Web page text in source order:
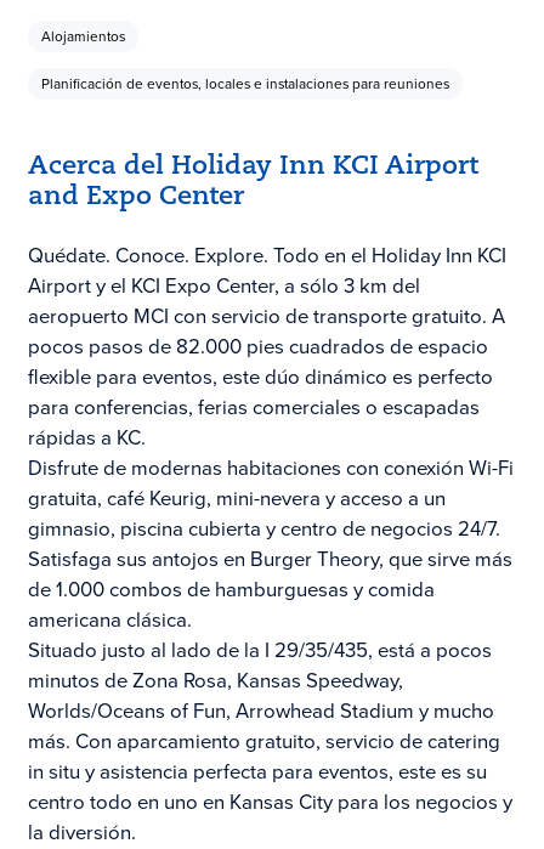
Alojamientos
Planificación de eventos, locales e instalaciones para reuniones
Acerca del Holiday Inn KCI Airport
and Expo Center
Quédate. Conoce. Explore. Todo en el Holiday Inn KCI
Airport y el KCI Expo Center, a sólo 3 km del
aeropuerto MCI con servicio de transporte gratuito. A
pocos pasos de 82.000 pies cuadrados de espacio
flexible para eventos, este dúo dinámico es perfecto
para conferencias, ferias comerciales o escapadas
rápidas a KC.
Disfrute de modernas habitaciones con conexión Wi-Fi
gratuita, café Keurig, mini-nevera y acceso a un
gimnasio, piscina cubierta y centro de negocios 24/7.
Satisfaga sus antojos en Burger Theory, que sirve más
de 1.000 combos de hamburguesas y comida
americana clásica.
Situado justo al lado de la I 29/35/435, está a pocos
minutos de Zona Rosa, Kansas Speedway,
Worlds/Oceans of Fun, Arrowhead Stadium y mucho
más. Con aparcamiento gratuito, servicio de catering
in situ y asistencia perfecta para eventos, este es su
centro todo en uno en Kansas City para los negocios y
la diversión.